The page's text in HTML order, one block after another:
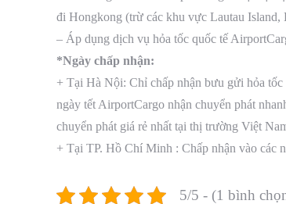
đi Hongkong (trừ các khu vực Lautau Island,
– Áp dụng dịch vụ hỏa tốc quốc tế
*Ngày chấp nhận:
+ Tại Hà Nội: Chỉ chấp nhận bưu gửi hỏa
ngày tết AirportCargo nhận chuyển phát
chuyển phát giá rẻ nhất tại thị trường Việt
+ Tại TP. Hồ Chí Minh : Chấp nhận vào các
5/5 - (1 bình